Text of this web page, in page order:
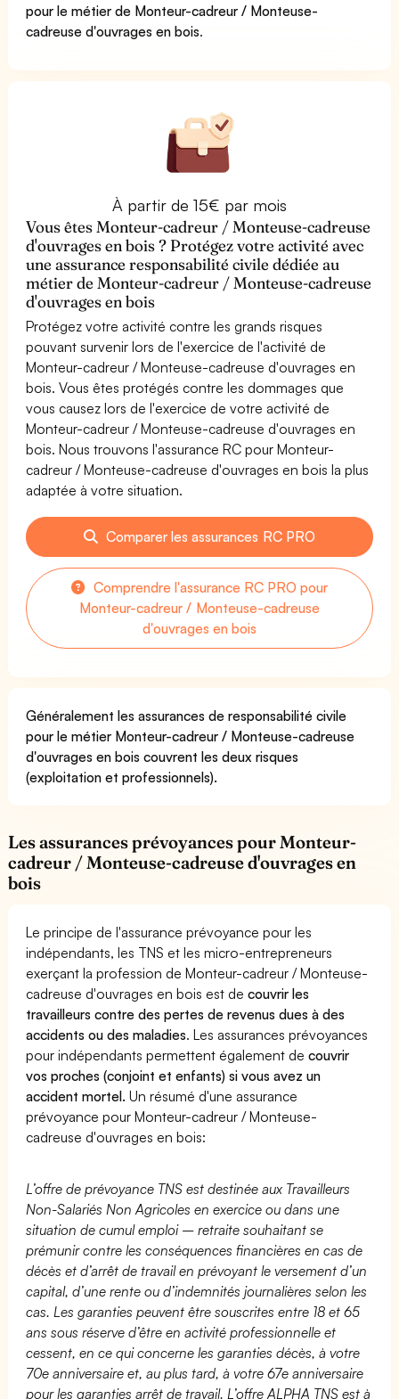
pour le métier de Monteur-cadreur / Monteuse-
cadreuse d'ouvrages en bois.
À partir de 15€ par mois
Vous êtes Monteur-cadreur / Monteuse-cadreuse
d'ouvrages en bois ? Protégez votre activité avec
une assurance responsabilité civile dédiée au
métier de Monteur-cadreur / Monteuse-cadreuse
d'ouvrages en bois
Protégez votre activité contre les grands risques
pouvant survenir lors de l'exercice de l'activité de
Monteur-cadreur / Monteuse-cadreuse d'ouvrages en
bois. Vous êtes protégés contre les dommages que
vous causez lors de l'exercice de votre activité de
Monteur-cadreur / Monteuse-cadreuse d'ouvrages en
bois. Nous trouvons l'assurance RC pour Monteur-
cadreur / Monteuse-cadreuse d'ouvrages en bois la plus
adaptée à votre situation.
Comparer les assurances RC PRO
Comprendre l'assurance RC PRO pour
Monteur-cadreur / Monteuse-cadreuse
d'ouvrages en bois
Généralement les assurances de responsabilité civile
pour le métier Monteur-cadreur / Monteuse-cadreuse
d'ouvrages en bois couvrent les deux risques
(exploitation et professionnels).
Les assurances prévoyances pour Monteur-
cadreur / Monteuse-cadreuse d'ouvrages en
bois
Le principe de l'assurance prévoyance pour les
indépendants, les TNS et les micro-entrepreneurs
exerçant la profession de Monteur-cadreur / Monteuse-
cadreuse d'ouvrages en bois est decouvrir les
travailleurs contre des pertes de revenus dues à des
accidents ou des maladies. Les assurances prévoyances
pour indépendants permettent également decouvrir
vos proches (conjoint et enfants) si vous avez un
accident mortel. Un résumé d'une assurance
prévoyance pour Monteur-cadreur / Monteuse-
cadreuse d'ouvrages en bois:
L’offre de prévoyance TNS est destinée aux Travailleurs
Non-Salariés Non Agricoles en exercice ou dans une
situation de cumul emploi – retraite souhaitant se
prémunir contre les conséquences financières en cas de
décès et d’arrêt de travail en prévoyant le versement d’un
capital, d’une rente ou d’indemnités journalières selon les
cas. Les garanties peuvent être souscrites entre 18 et 65
ans sous réserve d’être en activité professionnelle et
cessent, en ce qui concerne les garanties décès, à votre
70e anniversaire et, au plus tard, à votre 67e anniversaire
pour les garanties arrêt de travail. L’offre ALPHA TNS est à